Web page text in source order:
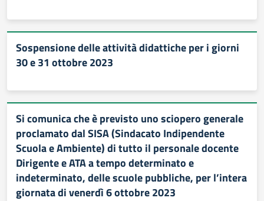
Sospensione delle attività didattiche per i giorni
30 e 31 ottobre 2023
Si comunica che è previsto uno sciopero generale
proclamato dal SISA (Sindacato Indipendente
Scuola e Ambiente) di tutto il personale docente
Dirigente e ATA a tempo determinato e
indeterminato, delle scuole pubbliche, per l’intera
giornata di venerdì 6 ottobre 2023